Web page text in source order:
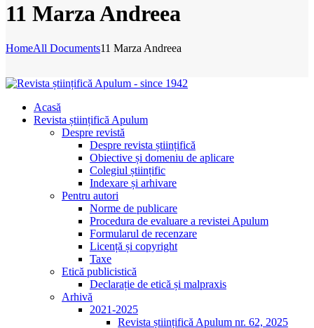
11 Marza Andreea
HomeAll Documents11 Marza Andreea
Acasă
Revista științifică Apulum
Despre revistă
Despre revista științifică
Obiective și domeniu de aplicare
Colegiul științific
Indexare și arhivare
Pentru autori
Norme de publicare
Procedura de evaluare a revistei Apulum
Formularul de recenzare
Licență și copyright
Taxe
Etică publicistică
Declarație de etică și malpraxis
Arhivă
2021-2025
Revista științifică Apulum nr. 62, 2025